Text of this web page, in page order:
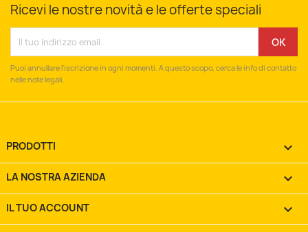
Ricevi le nostre novità e le offerte speciali
Puoi annullare l'iscrizione in ogni momenti. A questo scopo, cerca le info di contatto
nelle note legali.
PRODOTTI 
LA NOSTRA AZIENDA 
IL TUO ACCOUNT 